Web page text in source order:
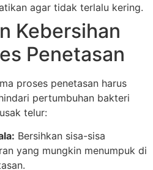
agar tidak terlalu kering.
Kebersihan
Penetasan
proses penetasan harus
pertumbuhan bakteri
telur:
Bersihkan sisa-sisa
yang mungkin menumpuk di